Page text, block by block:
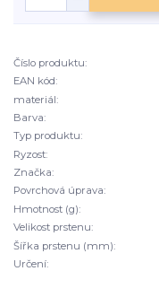
Číslo produktu:
EAN kód:
materiál:
Barva:
Typ produktu:
Ryzost:
Značka:
Povrchová úprava:
Hmotnost (g):
Velikost prstenu:
Šířka prstenu (mm):
Určení: